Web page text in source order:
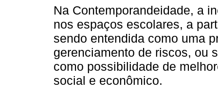
Na Contemporandeidade, a
nos espaços escolares, a
sendo entendida como uma
gerenciamento de riscos, ou
como possibilidade de
social e econômico.